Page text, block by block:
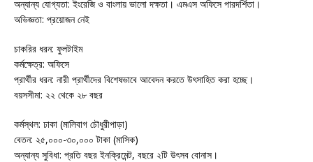
অন্যান্য যোগ্যতা: ইংরেজি ও বাংলায় ভালো দক্ষতা। এমএস অফিসে পারদর্শিতা।
অভিজ্ঞতা: প্রয়োজন নেই
চাকরির ধরন: ফুলটাইম
কর্মক্ষেত্র: অফিসে
প্রার্থীর ধরন: নারী প্রার্থীদের বিশেষভাবে আবেদন করতে উৎসাহিত করা হচ্ছে।
বয়সসীমা: ২২ থেকে ২৮ বছর
কর্মস্থল: ঢাকা (মালিবাগ চৌধুরীপাড়া)
বেতন: ২৫,০০০-৩০,০০০ টাকা (মাসিক)
অন্যান্য সুবিধা: প্রতি বছর ইনক্রিমেন্ট, বছরে ২টি উৎসব বোনাস।